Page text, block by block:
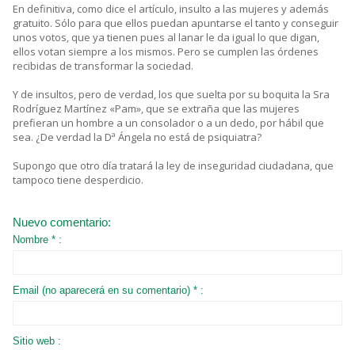
En definitiva, como dice el artículo, insulto a las mujeres y además
gratuito. Sólo para que ellos puedan apuntarse el tanto y conseguir
unos votos, que ya tienen pues al lanar le da igual lo que digan,
ellos votan siempre a los mismos. Pero se cumplen las órdenes
recibidas de transformar la sociedad.
Y de insultos, pero de verdad, los que suelta por su boquita la Sra
Rodríguez Martínez «Pam», que se extraña que las mujeres
prefieran un hombre a un consolador o a un dedo, por hábil que
sea. ¿De verdad la Dª Ángela no está de psiquiatra?
Supongo que otro día tratará la ley de inseguridad ciudadana, que
tampoco tiene desperdicio.
Nuevo comentario:
Nombre * :
Email (no aparecerá en su comentario) * :
Sitio web :